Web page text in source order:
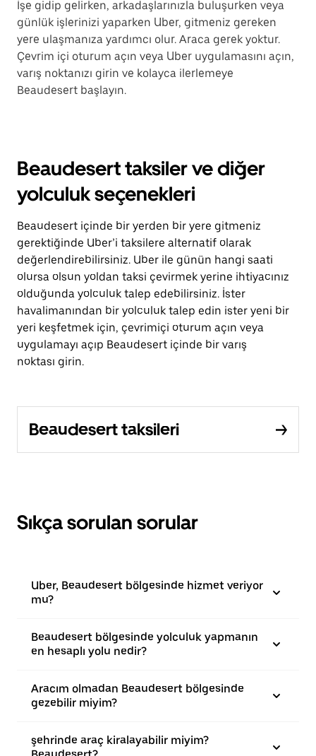
İşe gidip gelirken, arkadaşlarınızla buluşurken veya
günlük işlerinizi yaparken Uber, gitmeniz gereken
yere ulaşmanıza yardımcı olur. Araca gerek yoktur.
Çevrim içi oturum açın veya Uber uygulamasını açın,
varış noktanızı girin ve kolayca ilerlemeye
Beaudesert başlayın.
Beaudesert taksiler ve diğer
yolculuk seçenekleri
Beaudesert içinde bir yerden bir yere gitmeniz
gerektiğinde Uber’i taksilere alternatif olarak
değerlendirebilirsiniz. Uber ile günün hangi saati
olursa olsun yoldan taksi çevirmek yerine ihtiyacınız
olduğunda yolculuk talep edebilirsiniz. İster
havalimanından bir yolculuk talep edin ister yeni bir
yeri keşfetmek için, çevrimiçi oturum açın veya
uygulamayı açıp Beaudesert içinde bir varış
noktası girin.
Beaudesert taksileri
Sıkça sorulan sorular
Uber, Beaudesert bölgesinde hizmet veriyor
mu?
Beaudesert bölgesinde yolculuk yapmanın
en hesaplı yolu nedir?
Aracım olmadan Beaudesert bölgesinde
gezebilir miyim?
şehrinde araç kiralayabilir miyim?